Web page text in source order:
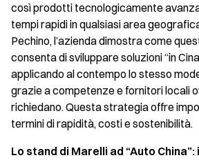
così prodotti tecnologicamente
tempi rapidi in qualsiasi area
Pechino, l’azienda dimostra come
consenta di sviluppare soluzioni “in
applicando al contempo lo stesso
grazie a competenze e fornitori locali
richiedano. Questa strategia offre
termini di rapidità, costi e sostenibilità.
Lo stand di Marelli ad “Auto